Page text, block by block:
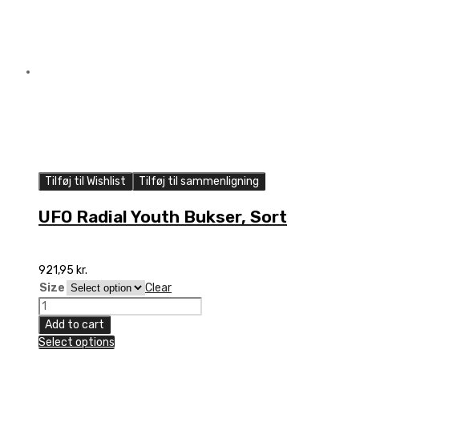
Tilføj til Wishlist Tilføj til sammenligning
UFO Radial Youth Bukser, Sort
921,95 kr.
Size
Clear
UFO
Radial
Youth
Add to cart
Select options